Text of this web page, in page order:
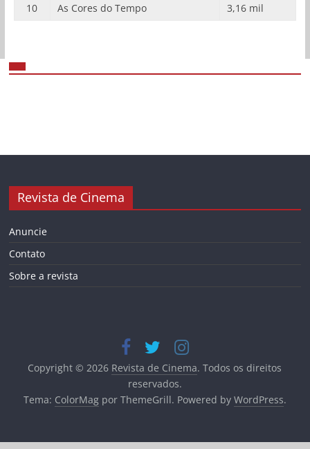
10
As Cores do Tempo 3,16 mil
Revista de Cinema
Anuncie
Contato
Sobre a revista
Copyright © 2026 Revista de Cinema. Todos os direitos
reservados.
Tema: ColorMagpor ThemeGrill. Powered by WordPress.